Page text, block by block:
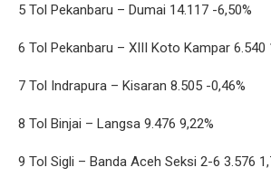
5 Tol Pekanbaru – Dumai 14.117 -6,50%
6 Tol Pekanbaru – XIII Koto Kampar 6.540
7 Tol Indrapura – Kisaran 8.505 -0,46%
8 Tol Binjai – Langsa 9.476 9,22%
9 Tol Sigli – Banda Aceh Seksi 2-6 3.576